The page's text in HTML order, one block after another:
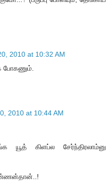
2010 at 10:32 AM
போகணும்.
2010 at 10:44 AM
யூத் கிளப்ல சேர்ந்திரலாம்னு
அண்ணன்தான்..!